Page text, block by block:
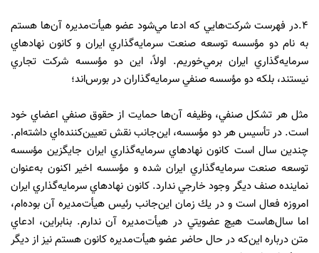
4.در فهرست شركت‌هايي كه ادعا مي‌شود عضو هيأت‌مديره آن‌ها هستم
به نام دو مؤسسه توسعه صنعت سرمايه‌گذاري ايران و كانون نهادهاي
سرمايه‌گذاري ايران برمي‌خوريم. اولاً، اين دو مؤسسه شركت تجاري
نيستند، بلكه دو مؤسسه صنفي سرمايه‌گذاران در بورس‌اند؛
مثل هر تشكل صنفي، وظيفه آن‌ها حمايت از حقوق صنفي اعضاي خود
است. در تأسيس هر دو مؤسسه، اين‌جانب نقش تعيين‌كننده‌اي داشته‌ام.
چندين سال است كانون نهادهاي سرمايه‌گذاري ايران جايگزين مؤسسه
توسعه صنعت سرمايه‌گذاري ايران شده و مؤسسه اخير اكنون به‌عنوان
نماينده صنف ديگر وجود خارجي ندارد. كانون نهادهاي سرمايه‌گذاري ايران
امروزه فعال است و در يك زمان اين‌جانب رئيس هيأت‌مديره آن بوده‌ام،
اما سال‌هاست هيچ عضويتي در هيأت‌مديره آن ندارم. بنابراين، ادعاي
متن درباره اين‌كه در حال حاضر عضو هيأت‌مديره كانون هستم نيز از ديگر